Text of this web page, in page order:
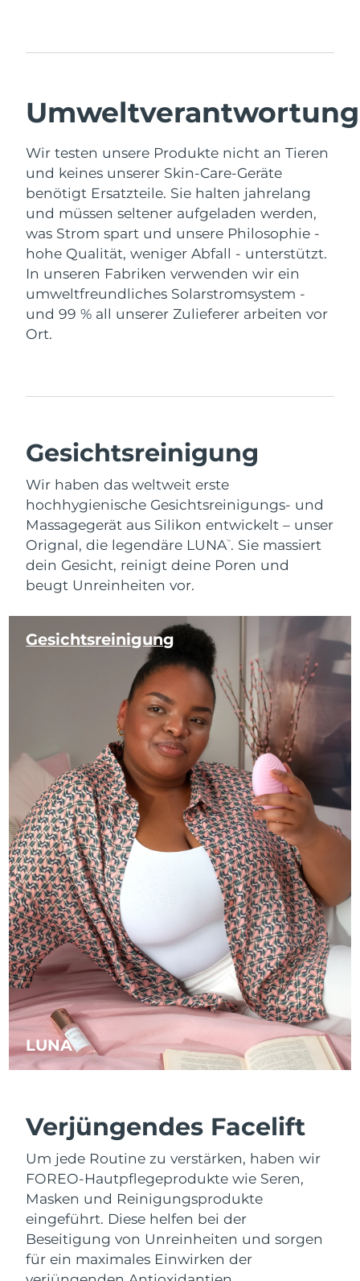
Umweltverantwortung
Wir testen unsere Produkte nicht an Tieren
und keines unserer Skin-Care-Geräte
benötigt Ersatzteile. Sie halten jahrelang
und müssen seltener aufgeladen werden,
was Strom spart und unsere Philosophie -
hohe Qualität, weniger Abfall - unterstützt.
In unseren Fabriken verwenden wir ein
umweltfreundliches Solarstromsystem -
und 99 % all unserer Zulieferer arbeiten vor
Ort.
Gesichtsreinigung
LUNA™
Gesichtsreinigung
Wir haben das weltweit erste
hochhygienische Gesichtsreinigungs- und
Massagegerät aus Silikon entwickelt – unser
Orignal, die legendäre LUNA™. Sie massiert
dein Gesicht, reinigt deine Poren und
beugt Unreinheiten vor.
Verjüngendes Facelift
Um jede Routine zu verstärken, haben wir
FOREO-Hautpflegeprodukte wie Seren,
Masken und Reinigungsprodukte
eingeführt. Diese helfen bei der
Beseitigung von Unreinheiten und sorgen
für ein maximales Einwirken der